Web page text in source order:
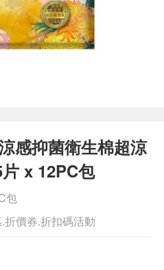
感抑菌衛生棉超涼
x 12PC包
包
價券.折扣碼活動